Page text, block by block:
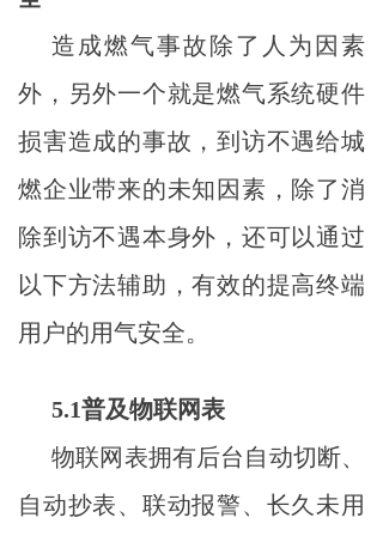
造成燃气事故除了人为因素
外，另外一个就是燃气系统硬件
损害造成的事故，到访不遇给城
燃企业带来的未知因素，除了消
除到访不遇本身外，还可以通过
以下方法辅助，有效的提高终端
用户的用气安全。
5.1普及物联网表
物联网表拥有后台自动切断、
自动抄表、联动报警、长久未用